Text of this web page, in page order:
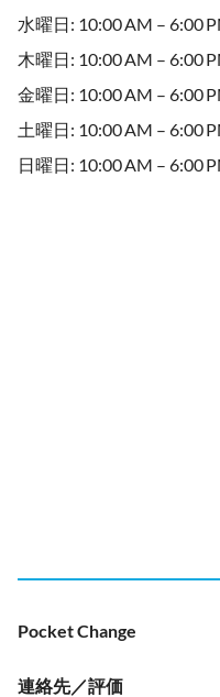
水曜日: 10:00 AM – 6:00
木曜日: 10:00 AM – 6:00
金曜日: 10:00 AM – 6:00
土曜日: 10:00 AM – 6:00
日曜日: 10:00 AM – 6:00
Pocket Change
連絡先／評価